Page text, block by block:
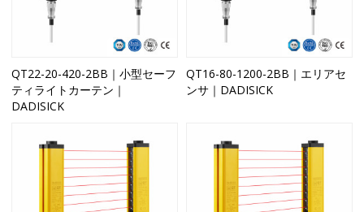
QT22-20-420-2BB｜小型セーフ
ティライトカーテン｜
DADISICK
QT16-80-1200-2BB｜エリアセ
ンサ｜DADISICK